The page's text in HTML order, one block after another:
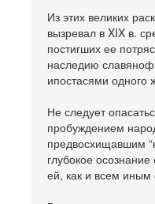
Из этих великих
вызревал в XIX в.
постигших ее
наследию
ипостасями одного
Не следует
пробуждением
предвосхищавшим
глубокое
ей, как и всем иным